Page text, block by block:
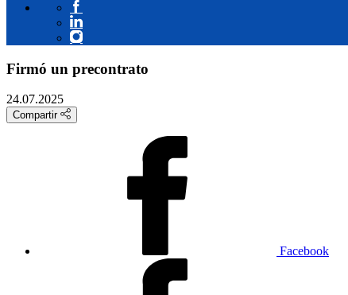
Firmó un precontrato
24.07.2025
Compartir
Facebook